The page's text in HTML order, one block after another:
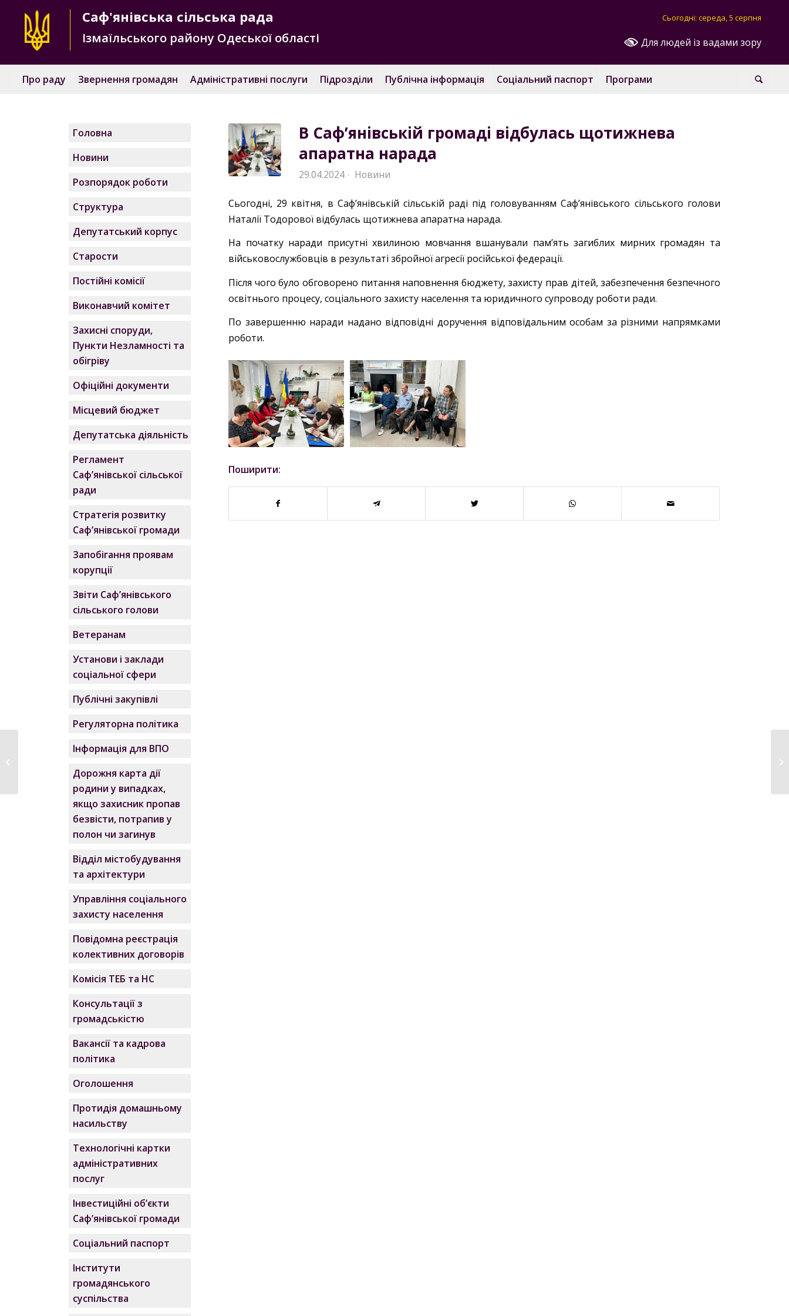
Для людей із вадами зору
Сьогодні: середа, 5 серпня
Саф'янівська сільська рада
Ізмаїльського району Одеської області
Про раду Звернення громадян Адміністративні послуги Підрозділи Публічна інформація Соціальний паспорт Програми
В Саф’янівській громаді відбулась щотижнева
апаратна нарада
29.04.2024 · Новини
Сьогодні, 29 квітня, в Саф’янівській сільській раді під головуванням Саф’янівського сільського голови
Наталії Тодорової відбулась щотижнева апаратна нарада.
На початку наради присутні хвилиною мовчання вшанували пам’ять загиблих мирних громадян та
військовослужбовців в результаті збройної агресії російської федерації.
Після чого було обговорено питання наповнення бюджету, захисту прав дітей, забезпечення безпечного
освітнього процесу, соціального захисту населення та юридичного супроводу роботи ради.
По завершенню наради надано відповідні доручення відповідальним особам за різними напрямками
роботи.
Поширити:
Головна
Новини
Розпорядок роботи
Структура
Депутатський корпус
Старости
Постійні комісії
Виконавчий комітет
Захисні споруди,
Пункти Незламності та
обігріву
Офіційні документи
Місцевий бюджет
Депутатська діяльність
Регламент
Саф’янівської сільської
ради
Стратегія розвитку
Саф’янівської громади
Запобігання проявам
корупції
Звіти Саф’янівського
сільського голови
Ветеранам
Установи і заклади
соціальної сфери
Публічні закупівлі
Регуляторна політика
Інформація для ВПО
Дорожня карта дії
родини у випадках,
якщо захисник пропав
безвісти, потрапив у
полон чи загинув
Відділ містобудування
та архітектури
Управління соціального
захисту населення
Повідомна реєстрація
колективних договорів
Комісія ТЕБ та НС
Консультації з
громадськістю
Вакансії та кадрова
політика
Оголошення
Протидія домашньому
насильству
Технологічні картки
адміністративних
послуг
Інвестиційні об’єкти
Саф’янівської громади
Соціальний паспорт
Інститути
громадянського
суспільства